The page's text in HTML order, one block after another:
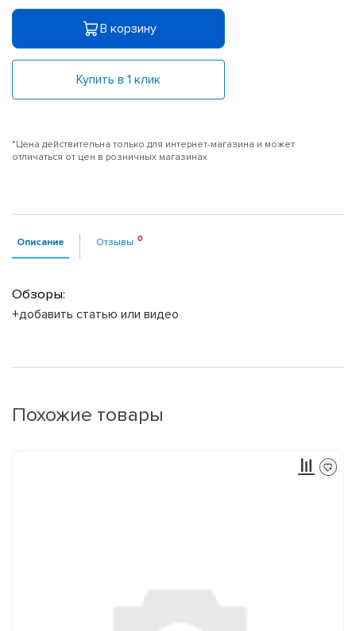
В корзину
Купить в 1 клик
*Цена действительна только для интернет-магазина и может
отличаться от цен в розничных магазинах
Описание Отзывы
Обзоры:
+добавить статью или видео
Похожие товары